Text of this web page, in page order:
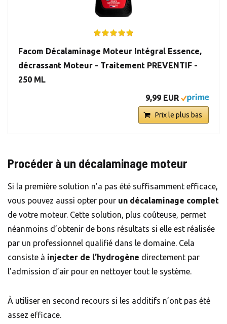
Facom Décalaminage Moteur Intégral Essence,
décrassant Moteur - Traitement PREVENTIF -
250 ML
9,99 EUR
Prix le plus bas
Procéder à un décalaminage moteur
Si la première solution n’a pas été suffisamment efficace,
vous pouvez aussi opter pour un décalaminage complet
de votre moteur. Cette solution, plus coûteuse, permet
néanmoins d’obtenir de bons résultats si elle est réalisée
par un professionnel qualifié dans le domaine. Cela
consiste à injecter de l’hydrogène directement par
l’admission d’air pour en nettoyer tout le système.
À utiliser en second recours si les additifs n’ont pas été
assez efficace.